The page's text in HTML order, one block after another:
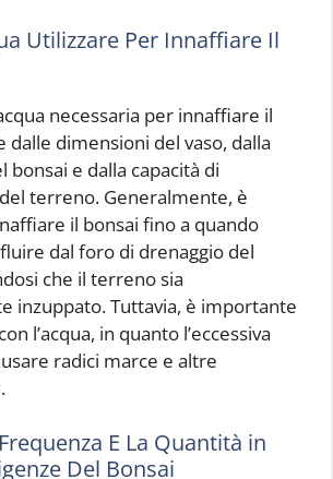
Utilizzare Per Innaffiare Il
necessaria per innaffiare il
dalle dimensioni del vaso, dalla
bonsai e dalla capacità di
terreno. Generalmente, è
il bonsai fino a quando
fluire dal foro di drenaggio del
che il terreno sia
inzuppato. Tuttavia, è importante
l’acqua, in quanto l’eccessiva
radici marce e altre
E La Quantità in
Del Bonsai